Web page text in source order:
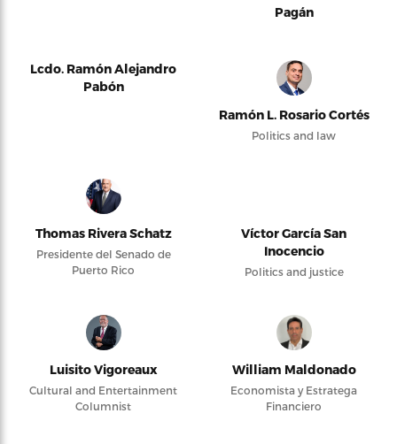
Pagán
Lcdo. Ramón Alejandro
Pabón
Ramón L. Rosario Cortés
Politics and law
Thomas Rivera Schatz
Presidente del Senado de
Puerto Rico
Víctor García San
Inocencio
Politics and justice
Luisito Vigoreaux
Cultural and Entertainment
Columnist
William Maldonado
Economista y Estratega
Financiero